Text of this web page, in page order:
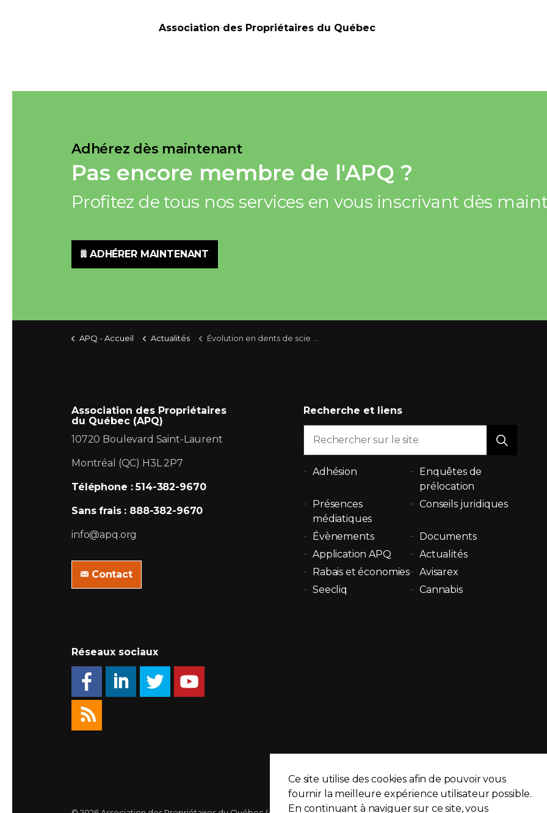
Association des Propriétaires du Québec
Adhérez dès maintenant
Pas encore membre de l'APQ ?
Profitez de tous nos services en vous inscrivant dès
ADHÉRER MAINTENANT
APQ - Accueil Actualités Évolution en dents de scie de l'accessibilité à la pro priété au Québec, selon Recherche économique RBC
Association des Propriétaires
du Québec (APQ)
10720 Boulevard Saint-Laurent
Montréal (QC) H3L 2P7
Téléphone : 514-382-9670
Sans frais : 888-382-9670
info@apq.org
Contact
Recherche et liens
Adhésion
Enquêtes de
prélocation
Présences
médiatiques
Conseils juridiques
Évènements
Documents
Application APQ
Actualités
Rabais et économies
Avisarex
Seecliq
Cannabis
Réseaux sociaux
Ce site utilise des cookies afin de pouvoir vous
fournir la meilleure expérience utilisateur possible.
En continuant à naviguer sur ce site, vous